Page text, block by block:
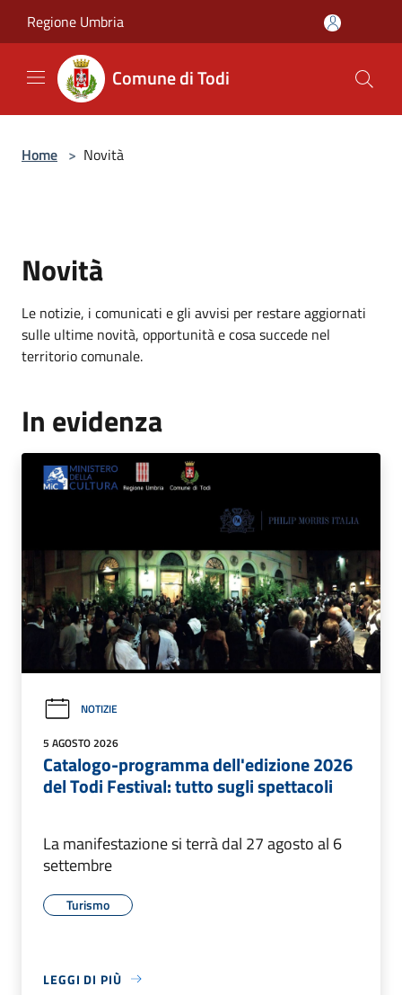
Regione Umbria
Comune di Todi
Home > Novità
Novità
Le notizie, i comunicati e gli avvisi per restare aggiornati
sulle ultime novità, opportunità e cosa succede nel
territorio comunale.
In evidenza
NOTIZIE
5 AGOSTO 2026
Catalogo-programma dell'edizione 2026
del Todi Festival: tutto sugli spettacoli
La manifestazione si terrà dal 27 agosto al 6
settembre
Turismo
LEGGI DI PIÙ